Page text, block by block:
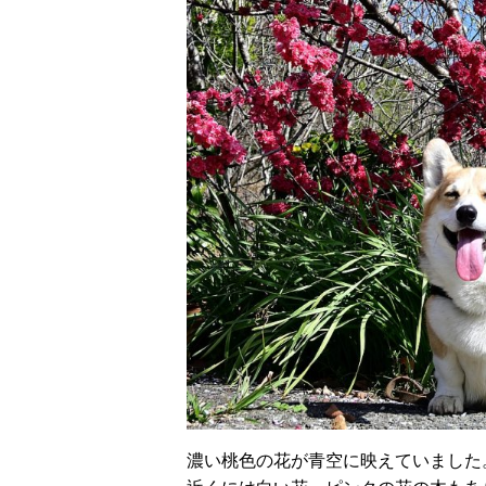
濃い桃色の花が青空に映えていました